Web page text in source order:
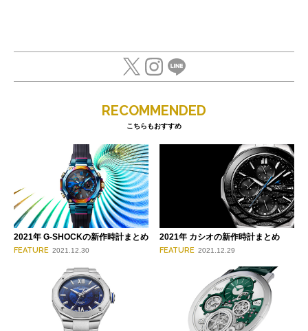
RECOMMENDED
こちらもおすすめ
2021年 G-SHOCKの新作時計まとめ
FEATURE 2021.12.30
2021年 カシオの新作時計まとめ
FEATURE 2021.12.29